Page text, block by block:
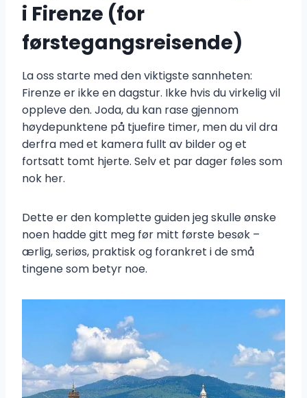
i Firenze (for
førstegangsreisende)
La oss starte med den viktigste sannheten:
Firenze er ikke en dagstur. Ikke hvis du virkelig vil
oppleve den. Joda, du kan rase gjennom
høydepunktene på tjuefire timer, men du vil dra
derfra med et kamera fullt av bilder og et
fortsatt tomt hjerte. Selv et par dager føles som
nok her.
Dette er den komplette guiden jeg skulle ønske
noen hadde gitt meg før mitt første besøk –
ærlig, seriøs, praktisk og forankret i de små
tingene som betyr noe.